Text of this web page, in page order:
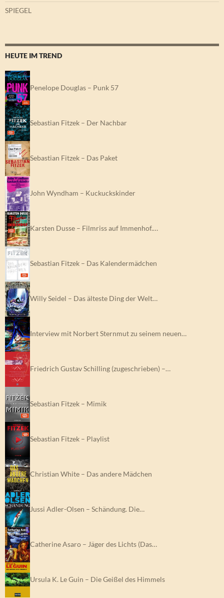
SPIEGEL
HEUTE IM TREND
Penelope Douglas – Punk 57
Sebastian Fitzek – Der Nachbar
Sebastian Fitzek – Das Paket
John Wyndham – Kuckuckskinder
Karsten Dusse – Filmriss auf Immenhof.…
Sebastian Fitzek – Das Kalendermädchen
Willy Seidel – Das älteste Ding der Welt…
Interview mit Norbert Sternmut zu seinem neuen…
Friedrich Gustav Schilling (zugeschrieben) –…
Sebastian Fitzek – Mimik
Sebastian Fitzek – Playlist
Christian White – Das andere Mädchen
Jussi Adler-Olsen – Schändung. Die…
Catherine Asaro – Jäger des Lichts (Das…
Ursula K. Le Guin – Die Geißel des Himmels